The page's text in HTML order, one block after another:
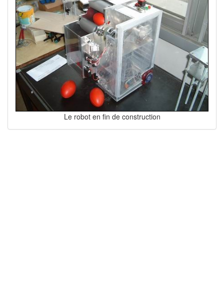
Le robot en fin de construction